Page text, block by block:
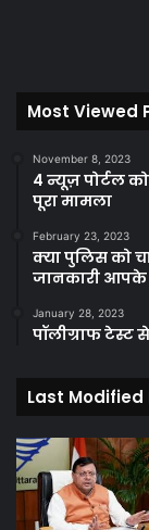
Most Viewed
November 8, 2023
4 न्यूज़ पोर्टल
पूरा मामला
February 23, 2023
क्या पुलिस को
जानकारी आपके
January 28, 2023
पॉलीग्राफ टेस्ट
Last Modified